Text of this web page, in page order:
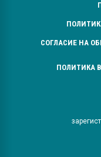
СОГЛАСИЕ НА
ПОЛИТИКА